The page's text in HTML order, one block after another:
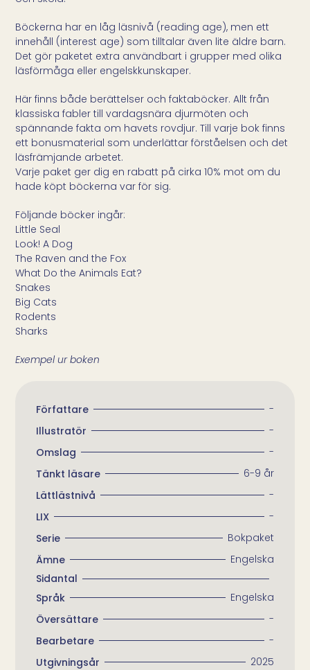
Böckerna har en låg läsnivå (reading age), men ett
innehåll (interest age) som tilltalar även lite äldre barn.
Det gör paketet extra användbart i grupper med olika
läsförmåga eller engelskkunskaper.
Här finns både berättelser och faktaböcker. Allt från
klassiska fabler till vardagsnära djurmöten och
spännande fakta om havets rovdjur. Till varje bok finns
ett bonusmaterial som underlättar förståelsen och det
läsfrämjande arbetet.
Varje paket ger dig en rabatt på cirka 10% mot om du
hade köpt böckerna var för sig.
Följande böcker ingår:
Little Seal
Look! A Dog
The Raven and the Fox
What Do the Animals Eat?
Snakes
Big Cats
Rodents
Sharks
Exempel ur boken
Författare
-
Illustratör
-
Omslag
-
Tänkt läsare
6-9 år
Lättlästnivå​
-
LIX
-
Serie
Bokpaket
Ämne
Engelska
Sidantal
Språk
Engelska
Översättare
-
Bearbetare
-
Utgivningsår
2025